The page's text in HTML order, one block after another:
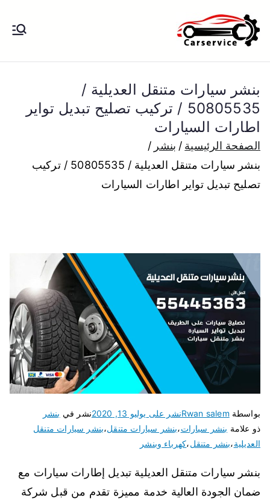
إلى
المحتوى
الكويت
بنشر متنقل الكويت كهرباء وبنشر تبديل
بارخص الاسعار
بنشر سيارات متنقل العديلية /
50805535 / تركيب تصليح تبديل تواير
اطارات السيارات
الصفحة الرئيسية
بنشر
بنشر سيارات متنقل العديلية / 50805535 / تركيب
تصليح تبديل تواير اطارات السيارات
بواسطة Rwan salemنشر على يوليو 13, 2020 نشر في بنشر
ذو علامة بنشر سيارات،بنشر سيارات متنقل،بنشر سيارات متنقل
العديلية،بنشر متنقل،كهرباء وبنشر
بنشر سيارات متنقل العديلية تبديل إطارات سيارات مع
ضمان الجودة العالية خدمة مميزة تقدم من قبل شركة